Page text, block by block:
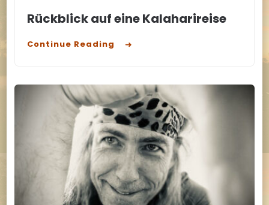
Rückblick auf eine Kalaharireise
Continue Reading